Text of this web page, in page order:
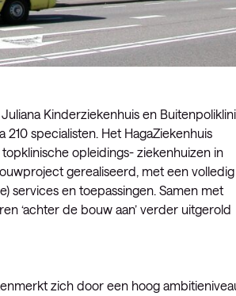
Kinderziekenhuis en
specialisten. Het HagaZiekenhuis
opleidings- ziekenhuizen in
gerealiseerd, met een volledig
services en toepassingen. Samen met
‘achter de bouw aan’ verder uitgerold
zich door een hoog